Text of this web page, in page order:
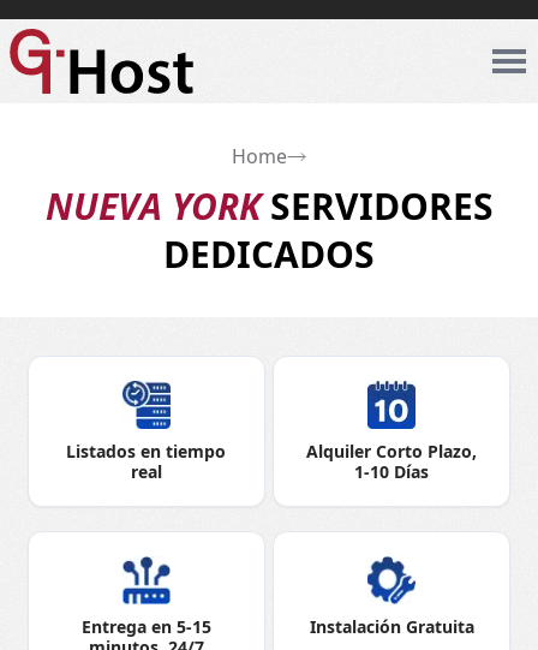
Home
NUEVA YORKSERVIDORES
DEDICADOS
Listados en tiempo
real
Alquiler Corto Plazo,
1-10 Días
Entrega en 5-15
Instalación Gratuita